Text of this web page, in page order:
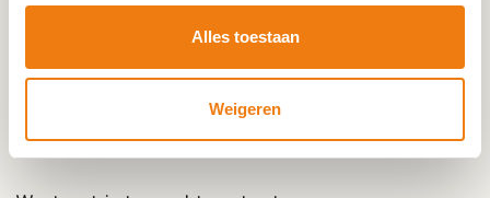
Alles toestaan
Weigeren
libellen, amfibieën en met wat geluk een adder. In
het voorjaar hoor je de boomleeuwerik of
nachtzwaluw. Ook vossen, wezels en wilde zwijnen
vinden hier hun plek.